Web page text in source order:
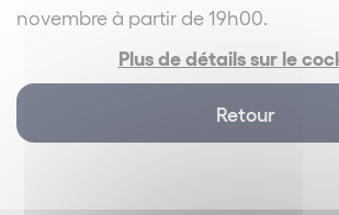
novembre à partir de 19h00.
Plus de détails sur le
Retour